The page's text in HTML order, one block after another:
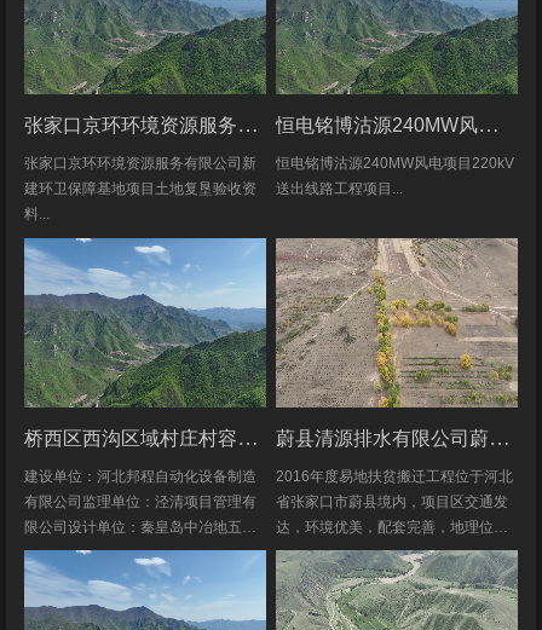
张家口京环环境资源服务有限公司新建环卫保障基地项目土地复垦验收资料
张家口京环环境资源服务有限公司新
建环卫保障基地项目土地复垦验收资
料...
恒电铭博沽源240MW风电项目220kV送出线路工程项目土地复垦验收资料
恒电铭博沽源240MW风电项目220kV
送出线路工程项目...
桥西区西沟区域村庄村容村貌改造提升及基础设施建设项目堆料场土地复垦验收资料
建设单位：河北邦程自动化设备制造
有限公司监理单位：泾清项目管理有
限公司设计单位：秦皇岛中冶地五一
五勘测有限公司施工单位：河北康安
劳务派遣有限公司桥西区西沟区域村
庄村容村貌改造提升及基础设施建设
蔚县清源排水有限公司蔚县2016年度易地扶贫搬迁工程水土保持方案
2016年度易地扶贫搬迁工程位于河北
省张家口市蔚县境内，项目区交通发
达，环境优美，配套完善，地理位置
优越。项目地理位置图见附图1-1。项
目共建12个易地搬迁安置区，分别位
于白草村乡西户庄村、柏树乡柏树...